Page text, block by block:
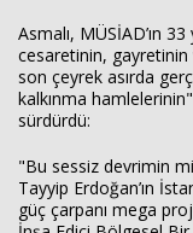
Asmalı, MÜSİAD’ın
cesaretinin, gayretinin
son çeyrek asırda
kalkınma
sürdürdü:
"Bu sessiz devrimin
Tayyip Erdoğan’ın
güç çarpanı mega